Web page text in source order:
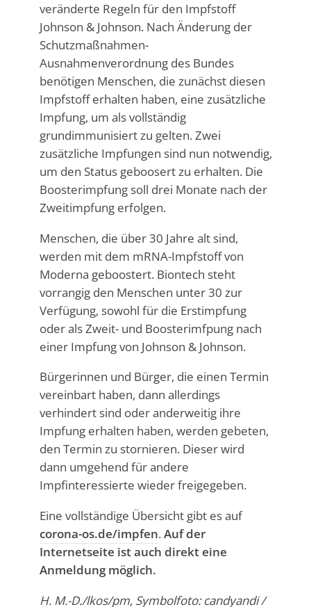
veränderte Regeln für den Impfstoff
Johnson & Johnson. Nach Änderung der
Schutzmaßnahmen-
Ausnahmenverordnung des Bundes
benötigen Menschen, die zunächst diesen
Impfstoff erhalten haben, eine zusätzliche
Impfung, um als vollständig
grundimmunisiert zu gelten. Zwei
zusätzliche Impfungen sind nun notwendig,
um den Status geboosert zu erhalten. Die
Boosterimpfung soll drei Monate nach der
Zweitimpfung erfolgen.
Menschen, die über 30 Jahre alt sind,
werden mit dem mRNA-Impfstoff von
Moderna geboostert. Biontech steht
vorrangig den Menschen unter 30 zur
Verfügung, sowohl für die Erstimpfung
oder als Zweit- und Boosterimfpung nach
einer Impfung von Johnson & Johnson.
Bürgerinnen und Bürger, die einen Termin
vereinbart haben, dann allerdings
verhindert sind oder anderweitig ihre
Impfung erhalten haben, werden gebeten,
den Termin zu stornieren. Dieser wird
dann umgehend für andere
Impfinteressierte wieder freigegeben.
Eine vollständige Übersicht gibt es auf
corona-os.de/impfen.Auf der
Internetseite ist auch direkt eine
Anmeldung möglich.
H. M.-D./lkos/pm, Symbolfoto: candyandi /